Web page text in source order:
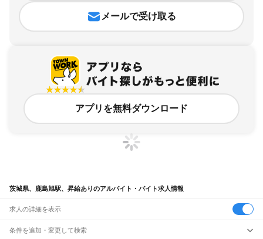
メールで受け取る
アプリを無料ダウンロード
茨城県、鹿島旭駅、昇給ありのアルバイト・バイト求人情報
求人の詳細を表示
条件を追加・変更して検索